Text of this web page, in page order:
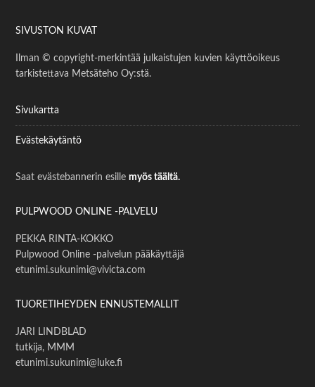
SIVUSTON KUVAT
Ilman © copyright-merkintää julkaistujen kuvien käyttöoikeus
tarkistettava Metsäteho Oy:stä.
Sivukartta
Evästekäytäntö
Saat evästebannerin esillemyös täältä.
PULPWOOD ONLINE -PALVELU
PEKKA RINTA-KOKKO
Pulpwood Online -palvelun pääkäyttäjä
etunimi.sukunimi@vivicta.com
TUORETIHEYDEN ENNUSTEMALLIT
JARI LINDBLAD
tutkija, MMM
etunimi.sukunimi@luke.fi